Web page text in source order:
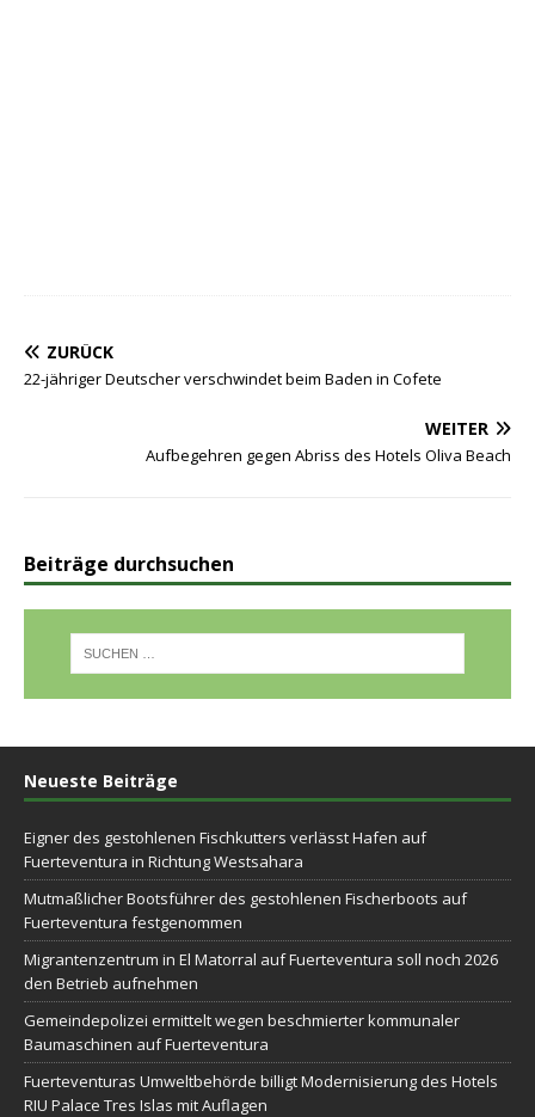
ZURÜCK
22-jähriger Deutscher verschwindet beim Baden in Cofete
WEITER
Aufbegehren gegen Abriss des Hotels Oliva Beach
Beiträge durchsuchen
Neueste Beiträge
Eigner des gestohlenen Fischkutters verlässt Hafen auf
Fuerteventura in Richtung Westsahara
Mutmaßlicher Bootsführer des gestohlenen Fischerboots auf
Fuerteventura festgenommen
Migrantenzentrum in El Matorral auf Fuerteventura soll noch 2026
den Betrieb aufnehmen
Gemeindepolizei ermittelt wegen beschmierter kommunaler
Baumaschinen auf Fuerteventura
Fuerteventuras Umweltbehörde billigt Modernisierung des Hotels
RIU Palace Tres Islas mit Auflagen